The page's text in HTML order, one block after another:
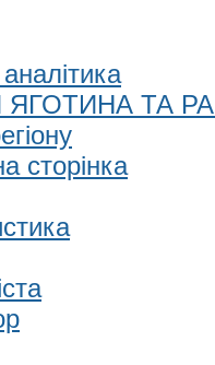
ТА
сторінка